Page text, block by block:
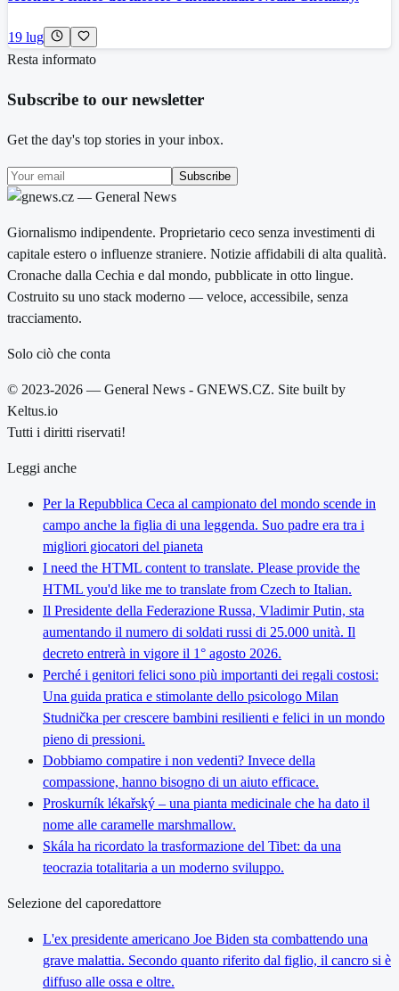
19 lug
Resta informato
Subscribe to our newsletter
Get the day's top stories in your inbox.
Subscribe
Giornalismo indipendente. Proprietario ceco senza investimenti di
capitale estero o influenze straniere. Notizie affidabili di alta qualità.
Cronache dalla Cechia e dal mondo, pubblicate in otto lingue.
Costruito su uno stack moderno — veloce, accessibile, senza
tracciamento.
Solo ciò che conta
© 2023-2026 — General News - GNEWS.CZ. Site built by
Keltus.io
Tutti i diritti riservati!
Leggi anche
Per la Repubblica Ceca al campionato del mondo scende in
campo anche la figlia di una leggenda. Suo padre era tra i
migliori giocatori del pianeta
I need the HTML content to translate. Please provide the
HTML you'd like me to translate from Czech to Italian.
Il Presidente della Federazione Russa, Vladimir Putin, sta
aumentando il numero di soldati russi di 25.000 unità. Il
decreto entrerà in vigore il 1° agosto 2026.
Perché i genitori felici sono più importanti dei regali costosi:
Una guida pratica e stimolante dello psicologo Milan
Studnička per crescere bambini resilienti e felici in un mondo
pieno di pressioni.
Dobbiamo compatire i non vedenti? Invece della
compassione, hanno bisogno di un aiuto efficace.
Proskurník lékařský – una pianta medicinale che ha dato il
nome alle caramelle marshmallow.
Skála ha ricordato la trasformazione del Tibet: da una
teocrazia totalitaria a un moderno sviluppo.
Selezione del caporedattore
L'ex presidente americano Joe Biden sta combattendo una
grave malattia. Secondo quanto riferito dal figlio, il cancro si è
diffuso alle ossa e oltre.